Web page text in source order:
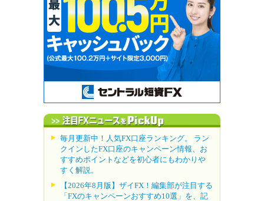
毎月更新中！人気FX口座ランキング。 ラン
クインしたFX口座のキャンペーン情報、お
すすめポイントなどを初心者にもわかりや
すく解説。
【2026年8月版】ザイFX！編集部が注目する
「FXのキャンペーンおすすめ10選」を、記